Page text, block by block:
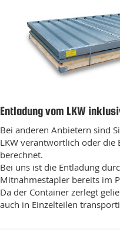
Entladung vom LKW
Bei anderen Anbietern sind
LKW verantwortlich oder die
berechnet.
Bei uns ist die Entladung
Mitnahmestapler bereits im
Da der Container zerlegt
auch in Einzelteilen